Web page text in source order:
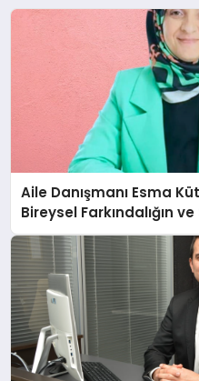
Aile Danışmanı Esma
Bireysel Farkındalığın ve
Anlatıyor